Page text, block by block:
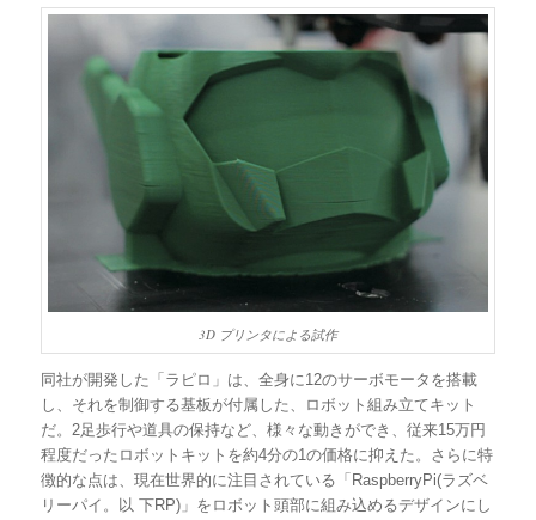
3D プリンタによる試作
同社が開発した「ラピロ」は、全身に12のサーボモータを搭載
し、それを制御する基板が付属した、ロボット組み立てキット
だ。2足歩行や道具の保持など、様々な動きができ、従来15万円
程度だったロボットキットを約4分の1の価格に抑えた。さらに特
徴的な点は、現在世界的に注目されている「RaspberryPi(ラズベ
リーパイ。以 下RP)」をロボット頭部に組み込めるデザインにし